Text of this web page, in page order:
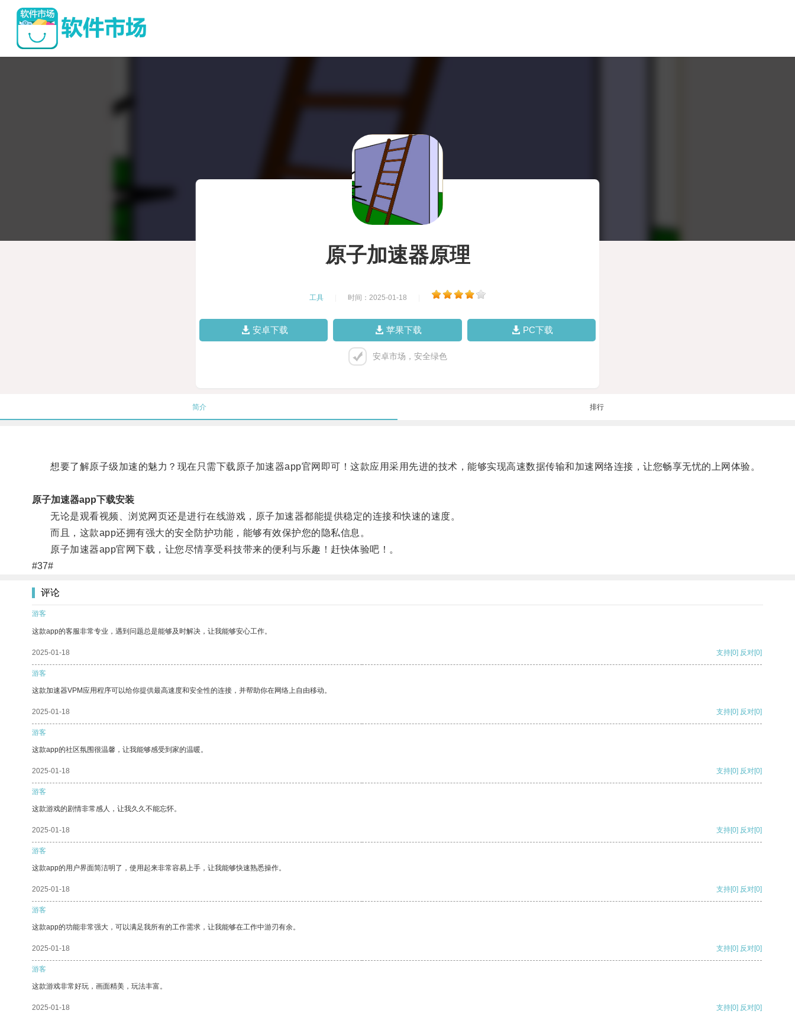
原子加速器原理
工具 时间：2025-01-18
安卓下载 苹果下载 PC下载
安卓市场，安全绿色
简介 排行
想要了解原子级加速的魅力？现在只需下载原子加速器app官网即可！这款应用采用先进的技术，能够实现高速数据传输和加速网络连接，让您畅享无忧的上网体验。
原子加速器app下载安装
无论是观看视频、浏览网页还是进行在线游戏，原子加速器都能提供稳定的连接和快速的速度。
而且，这款app还拥有强大的安全防护功能，能够有效保护您的隐私信息。
原子加速器app官网下载，让您尽情享受科技带来的便利与乐趣！赶快体验吧！。
#37#
评论
游客
这款app的客服非常专业，遇到问题总是能够及时解决，让我能够安心工作。
2025-01-18 支持[0] 反对[0]
游客
这款加速器VPM应用程序可以给你提供最高速度和安全性的连接，并帮助你在网络上自由移动。
2025-01-18 支持[0] 反对[0]
游客
这款app的社区氛围很温馨，让我能够感受到家的温暖。
2025-01-18 支持[0] 反对[0]
游客
这款游戏的剧情非常感人，让我久久不能忘怀。
2025-01-18 支持[0] 反对[0]
游客
这款app的用户界面简洁明了，使用起来非常容易上手，让我能够快速熟悉操作。
2025-01-18 支持[0] 反对[0]
游客
这款app的功能非常强大，可以满足我所有的工作需求，让我能够在工作中游刃有余。
2025-01-18 支持[0] 反对[0]
游客
这款游戏非常好玩，画面精美，玩法丰富。
2025-01-18 支持[0] 反对[0]